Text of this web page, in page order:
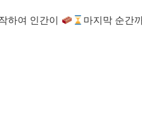
하여 인간이
마지막 순간